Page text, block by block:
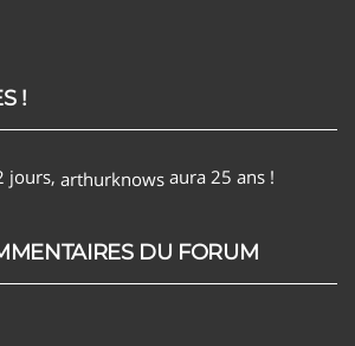
!
jours, arthurknows aura 25 ans !
DU FORUM